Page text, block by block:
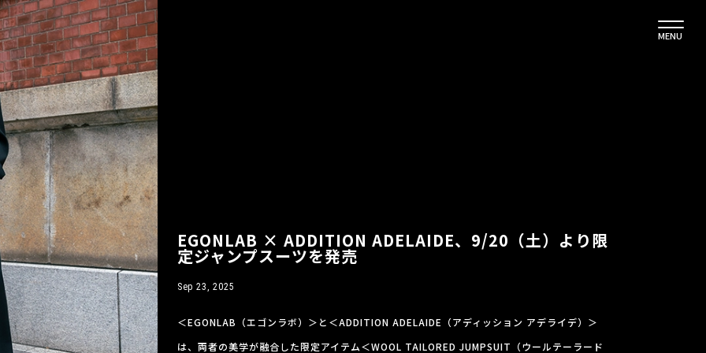
MENU
EGONLAB × ADDITION ADELAIDE、9/20（土）より限
定ジャンプスーツを発売
Sep 23, 2025
＜EGONLAB（エゴンラボ）＞と＜ADDITION ADELAIDE（アディッション アデライデ）＞
は、両者の美学が融合した限定アイテム＜WOOL TAILORED JUMPSUIT（ウールテーラード